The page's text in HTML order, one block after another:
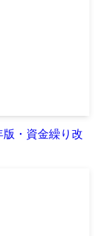
・資金繰り改